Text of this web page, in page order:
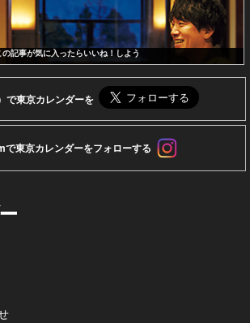
の記事が気に入ったらいいね！しよう
で東京カレンダーを
東京カレンダーをフォローする